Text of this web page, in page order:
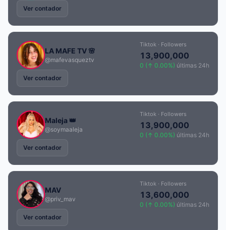
Ver contador
LA MAFE TV 🌸
@mafevasqueztv
Tiktok · Followers
13,900,000
0 (↑ 0.00%) últimas 24h
Ver contador
Maleja 👑
@soymaaleja
Tiktok · Followers
13,900,000
0 (↑ 0.00%) últimas 24h
Ver contador
MAV
@priv_mav
Tiktok · Followers
13,600,000
0 (↑ 0.00%) últimas 24h
Ver contador